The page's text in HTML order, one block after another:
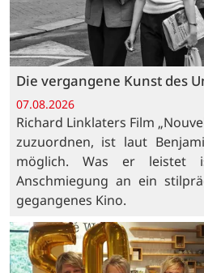
Die vergangene Kunst des
07.08.2026
Richard Linklaters Film
zuzuordnen, ist laut
möglich. Was er leistet
Anschmiegung an ein
gegangenes Kino.